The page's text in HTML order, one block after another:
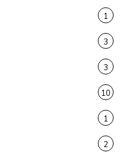
1
3
3
10
1
2